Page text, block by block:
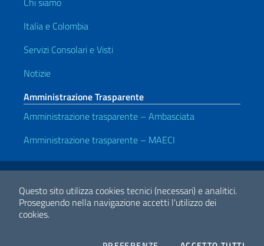
Questo sito utilizza cookies tecnici (necessari) e analitici.
Proseguendo nella navigazione accetti l'utilizzo dei
cookies.
Italia e Colombia
Servizi Consolari e Visti
Notizie
Amministrazione Trasparente
Amministrazione trasparente – Ambasciata
Amministrazione trasparente – MAECI
Link Utili